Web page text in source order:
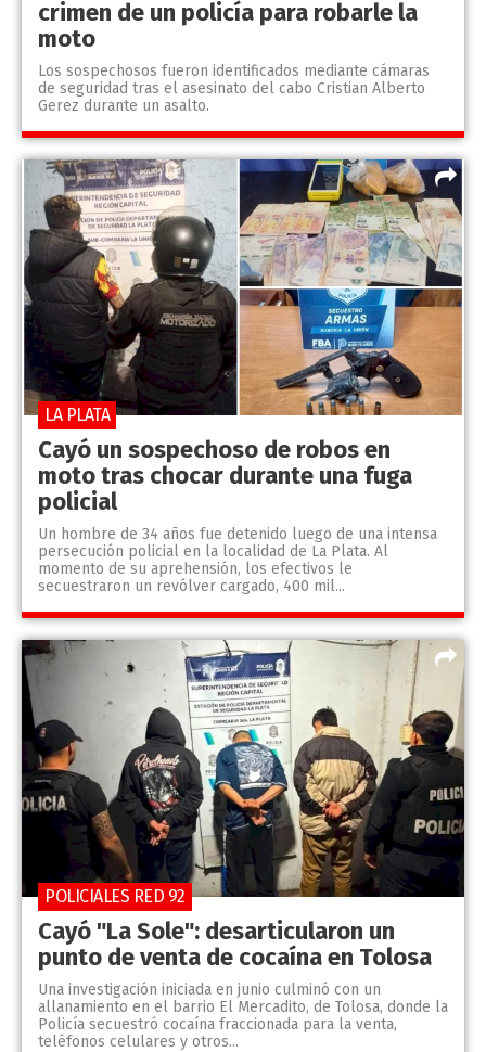
crimen de un policía para robarle la
moto
Los sospechosos fueron identificados mediante cámaras
de seguridad tras el asesinato del cabo Cristian Alberto
Gerez durante un asalto.
Cayó un sospechoso de robos en
moto tras chocar durante una fuga
policial
Un hombre de 34 años fue detenido luego de una intensa
persecución policial en la localidad de La Plata. Al
momento de su aprehensión, los efectivos le
secuestraron un revólver cargado, 400 mil...
LA PLATA
Cayó "La Sole": desarticularon un
punto de venta de cocaína en Tolosa
Una investigación iniciada en junio culminó con un
allanamiento en el barrio El Mercadito, de Tolosa, donde la
Policía secuestró cocaína fraccionada para la venta,
teléfonos celulares y otros...
POLICIALES RED 92